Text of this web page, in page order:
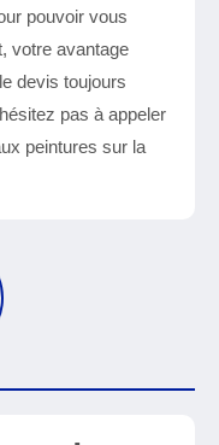
pouvoir vous
votre avantage
devis toujours
pas à appeler
peintures sur la